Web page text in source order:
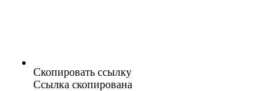
Скопировать ссылку
Ссылка скопирована